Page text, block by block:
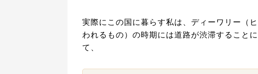
実際にこの国に暮らす私は、ディーワリー（
われるもの）の時期には道路が渋滞すること
て、